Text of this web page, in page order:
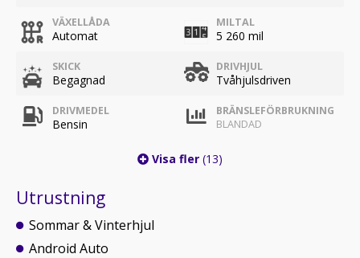
VÄXELLÅDA
Automat
MILTAL
5 260 mil
SKICK
Begagnad
DRIVHJUL
Tvåhjulsdriven
DRIVMEDEL
Bensin
BRÄNSLEFÖRBRUKNING
BLANDAD
Visa fler (13)
Utrustning
Sommar & Vinterhjul
Android Auto